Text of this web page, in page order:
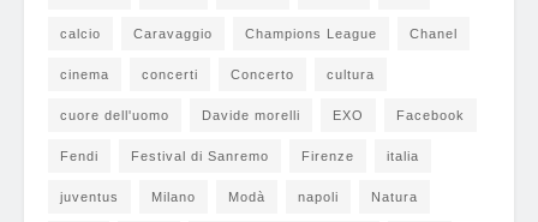
calcio Caravaggio Champions League Chanel
cinema concerti Concerto cultura
cuore dell'uomo Davide morelli EXO Facebook
Fendi Festival di Sanremo Firenze italia
juventus Milano Modà napoli Natura